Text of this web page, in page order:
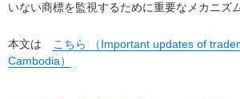
いない商標を監視するために重要なメカニズ
本文は
こちら （Important updates of
Cambodia）